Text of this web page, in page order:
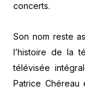
concerts.
Son nom reste
l’histoire de la
télévisée
Patrice